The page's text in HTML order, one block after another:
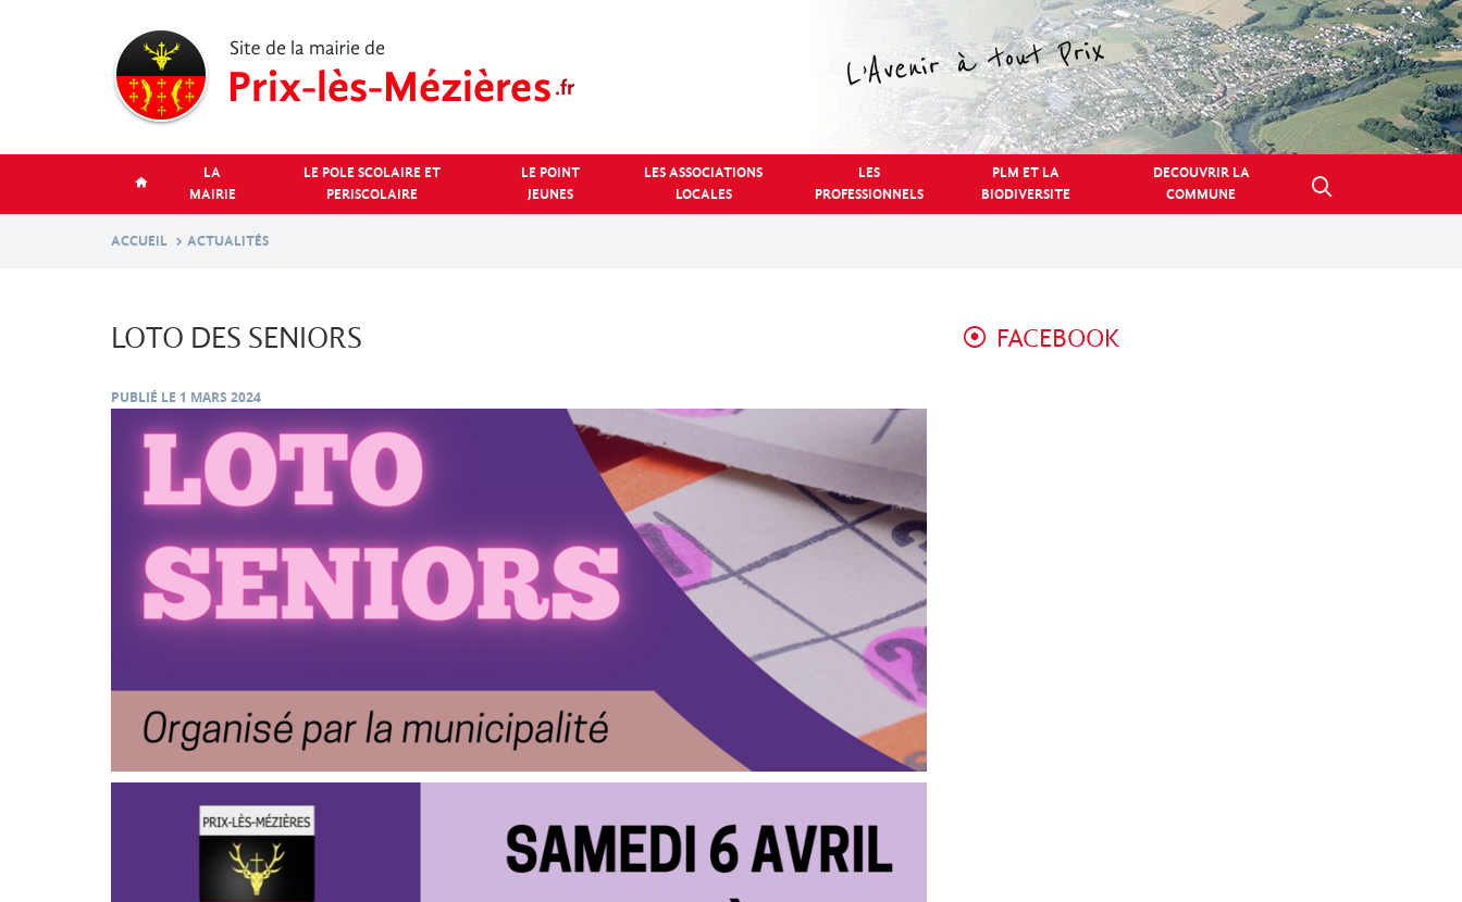
LA
MAIRIE
LE POLE SCOLAIRE ET
PERISCOLAIRE
LE POINT
JEUNES
LES ASSOCIATIONS
LOCALES
LES
PROFESSIONNELS
PLM ET LA
BIODIVERSITE
DECOUVRIR LA
COMMUNE
ACCUEIL ACTUALITÉS
LOTO DES SENIORS
PUBLIÉ LE 1 MARS 2024
FACEBOOK